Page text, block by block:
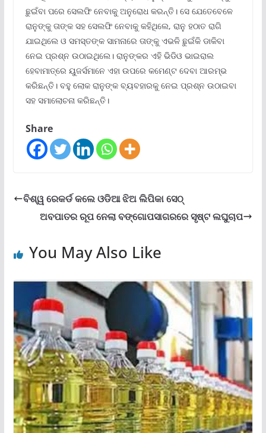
ଛୁଇଁବା ପରେ ସେଲଫି ନେବାକୁ ଅନୁରୋଧ କରନ୍ତି। ସେ ଯେତେବେଳେ
ରାନୁଙ୍କୁ ତାଙ୍କ ସହ ସେଲଫି ନେବାକୁ କହିଥିଲେ, ରାନୁ ହଠାତ ରାଗି
ଯାଇଥିଲେ ଓ ସମସ୍ତଙ୍କ ସାମନାରେ ତାଙ୍କୁ ଏଭଳି ଛୁଇଁକି ଡାକିବା
ନେଇ ପ୍ରଶ୍ନ ଉଠାଇଥିଲେ। ରାନୁଙ୍କର ଏହି ଭିଡିଓ ଭାଇରାଲ
ହେବାମାତ୍ରେ ୟୁଜର୍ସମାନେ ଏହା ଉପରେ କମେଣ୍ଟ ଦେବା ଆରମ୍ଭ
କରିଛନ୍ତି। ବହୁ ଲୋକ ରାନୁଙ୍କ ବ୍ୟବହାରକୁ ନେଇ ପ୍ରଶ୍ନ ଉଠାଇବା
ସହ ସମାଲୋଚନା କରିଛନ୍ତି।
Share
ବିଶ୍ୱ ରେକର୍ଡ କଲେ ଓଡିଆ ଝିଅ ଲିପିକା ସେଠ୍
ଅବପାତର ରୂପ ନେଲା ବଙ୍ଗୋପସାଗରରେ ସୃଷ୍ଟ ଲଘୁଚାପ
You May Also Like